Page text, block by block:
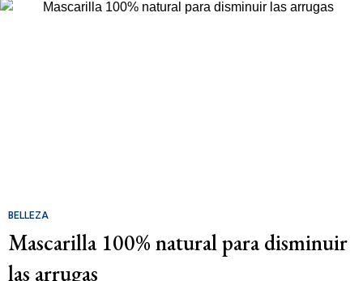
BELLEZA
Mascarilla 100% natural para disminuir
las arrugas